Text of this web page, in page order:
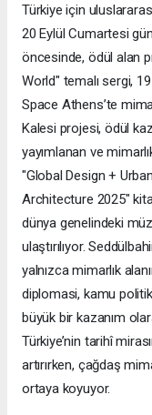
Türkiye için
20 Eylül Cumartesi
öncesinde, ödül alan
World" temalı sergi,
Space Athens’te
Kalesi projesi, ödül
yayımlanan ve
"Global Design +
Architecture 2025"
dünya genelindeki
ulaştırılıyor.
yalnızca mimarlık
diplomasi, kamu
büyük bir kazanım
Türkiye’nin tarihî
artırırken, çağdaş
ortaya koyuyor.